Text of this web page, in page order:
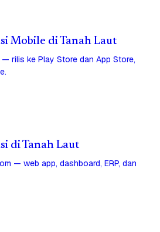
Mobile di Tanah Laut
rilis ke Play Store dan App Store,
di Tanah Laut
— web app, dashboard, ERP, dan